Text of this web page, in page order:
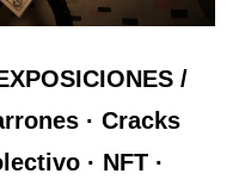
/
· Cracks
· NFT ·